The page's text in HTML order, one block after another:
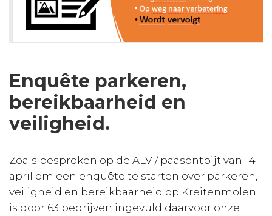
Enquête parkeren,
bereikbaarheid en
veiligheid.
Zoals besproken op de ALV / paasontbijt van 14
april om een enquête te starten over parkeren,
veiligheid en bereikbaarheid op Kreitenmolen
is door 63 bedrijven ingevuld daarvoor onze